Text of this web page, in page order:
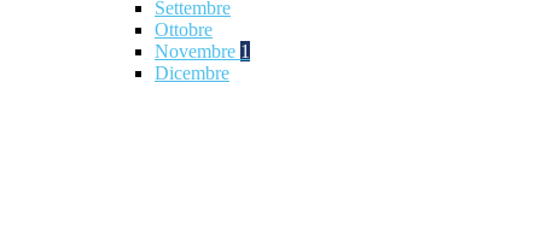
Settembre
Ottobre
Novembre 1
Dicembre